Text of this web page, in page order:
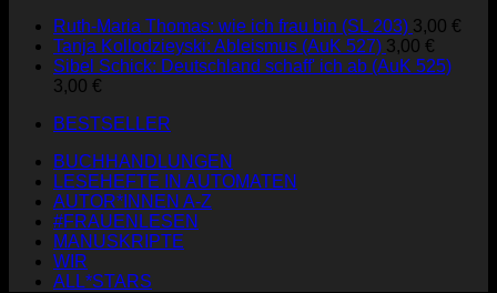
Ruth-Maria Thomas: wie ich frau bin (SL 203) 3,00 €
Tanja Kollodzieyski: Ableismus (AuK 527) 3,00 €
Sibel Schick: Deutschland schaff' ich ab (AuK 525)
3,00 €
BESTSELLER
BUCHHANDLUNGEN
LESEHEFTE IN AUTOMATEN
AUTOR*INNEN A-Z
#FRAUENLESEN
MANUSKRIPTE
WIR
ALL*STARS